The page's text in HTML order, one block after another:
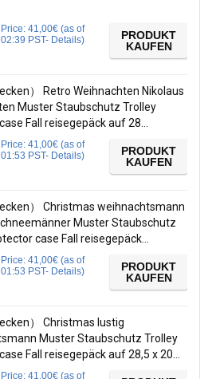
41,00€ (as of
PST- Details)
PRODUKT
KAUFEN
） Retro Weihnachten Nikolaus
Muster Staubschutz Trolley
Fall reisegepäck auf 28…
41,00€ (as of
PST- Details)
PRODUKT
KAUFEN
） Christmas weihnachtsmann
Muster Staubschutz
case Fall reisegepäck…
41,00€ (as of
PST- Details)
PRODUKT
KAUFEN
） Christmas lustig
Muster Staubschutz Trolley
Fall reisegepäck auf 28,5 x 20…
41,00€ (as of